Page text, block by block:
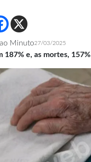
Minuto27/03/2025
187% e, as mortes, 157%